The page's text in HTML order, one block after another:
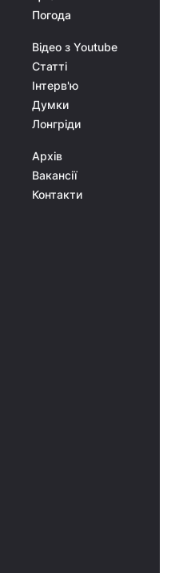
Погода
Відео з Youtube
Статті
Інтерв'ю
Думки
Лонгріди
Архів
Вакансії
Контакти